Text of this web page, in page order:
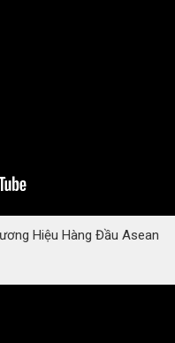
Hiệu Hàng Đầu Asean